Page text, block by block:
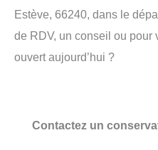
Estève, 66240, dans le
de RDV, un conseil ou pour
ouvert aujourd’hui ?
Contactez un